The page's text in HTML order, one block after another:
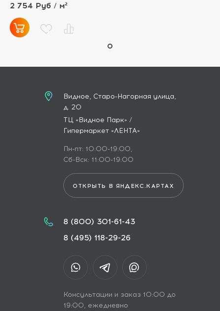
2 754 Руб / м²
Видное, Старо-Нагорная улица,
д. 20
ТЦ «Видное Парк» /
Гипермаркет «ЛЕНТА»
Пн-пт: 10:00-19:00,
Сб-Вск: 11:00-19:00
ОТКРЫТЬ В ЯНДЕКС.КАРТАХ
8 (800) 301-61-43
8 (495) 118-29-26
Консультации и заказ 10:00 до
19:00, ежедневно